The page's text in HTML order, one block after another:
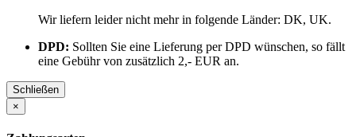
Wir liefern leider nicht mehr in folgende Länder: DK, UK.
DPD: Sollten Sie eine Lieferung per DPD wünschen, so fällt
eine Gebühr von zusätzlich 2,- EUR an.
Schließen
×